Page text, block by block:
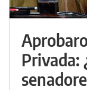
Privada: